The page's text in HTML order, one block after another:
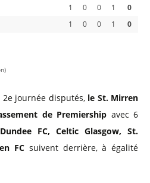
1 0 0 1
0
1 0 0 1 0
2e journée disputés, le St. Mirren
de Premiership avec 6
FC, Celtic Glasgow, St.
FC suivent derrière, à égalité